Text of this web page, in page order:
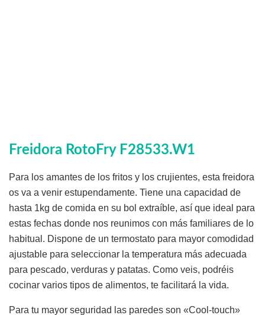
Freidora RotoFry F28533.W1
Para los amantes de los fritos y los crujientes, esta freidora
os va a venir estupendamente. Tiene una capacidad de
hasta 1kg de comida en su bol extraíble, así que ideal para
estas fechas donde nos reunimos con más familiares de lo
habitual. Dispone de un termostato para mayor comodidad
ajustable para seleccionar la temperatura más adecuada
para pescado, verduras y patatas. Como veis, podréis
cocinar varios tipos de alimentos, te facilitará la vida.
Para tu mayor seguridad las paredes son «Cool-touch»